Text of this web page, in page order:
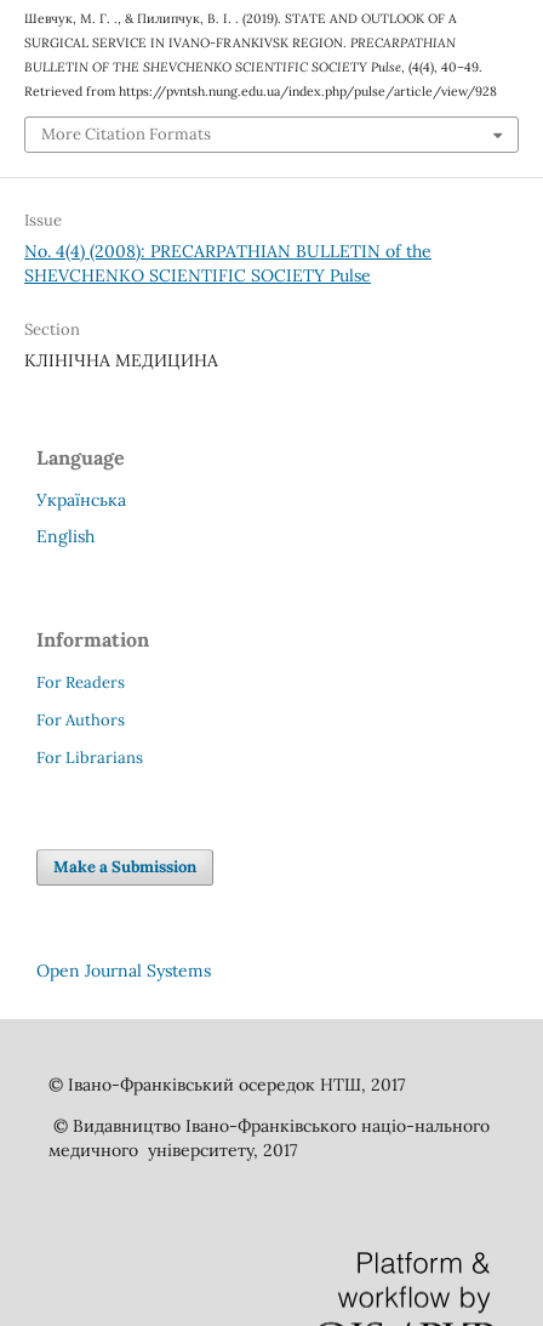
Шевчук, М. Г. ., & Пилипчук, В. І. . (2019). STATE AND OUTLOOK OF A
SURGICAL SERVICE IN IVANO-FRANKIVSK REGION. PRECARPATHIAN
BULLETIN OF THE SHEVCHENKO SCIENTIFIC SOCIETY Pulse, (4(4), 40–49.
Retrieved from https://pvntsh.nung.edu.ua/index.php/pulse/article/view/928
More Citation Formats
Issue
No. 4(4) (2008): PRECARPATHIAN BULLETIN of the
SHEVCHENKO SCIENTIFIC SOCIETY Pulse
Section
КЛІНІЧНА МЕДИЦИНА
Language
Українська
English
Information
For Readers
For Authors
For Librarians
Make a Submission
Open Journal Systems
© Івано-Франківський осередок НТШ, 2017
© Видавництво Івано-Франківського націо-нального
медичного університету, 2017